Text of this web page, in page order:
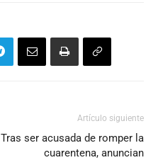
Artículo siguiente
Tras ser acusada de romper la
cuarentena, anuncian